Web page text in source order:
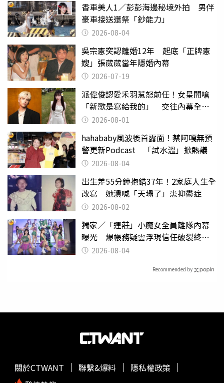
香車美人1／彭彭海邊秘境外拍 男伴
豪車接送還祭「鈔能力」
2026-08-04
吳宗憲突認離婚12年 起底「正牌憲
嫂」張葳葳當年隱婚內幕
2026-07-19
派偉俊認愛禾羽惹怒前任！女星開嗆
「新歌是寫給我的」 交往內幕全說
了 2026-08-01
hahababy風波後首露面！蔡阿嘎無預
警更新Podcast 「試水溫」掀熱議
2026-08-04
出生差55分鐘抱錯37年！2家庭人生全
改寫 她潰喊「天塌了」患抑鬱症
2026-08-02
獨家／「連莊」小魔女全員離隊內幕
曝光 爆帳務疑雲浮現信任破裂終止
合作！
2026-08-04
Recommended by
關於CTWANT 聯繫&爆料
隱私權政策